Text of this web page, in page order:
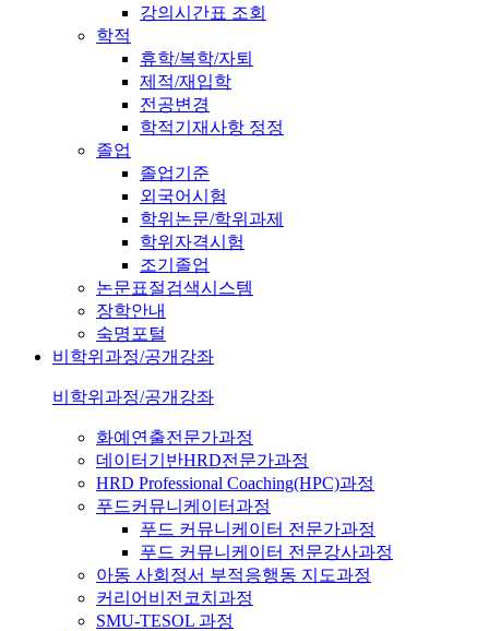
강의시간표 조회
학적
휴학/복학/자퇴
제적/재입학
전공변경
학적기재사항 정정
졸업
졸업기준
외국어시험
학위논문/학위과제
학위자격시험
조기졸업
논문표절검색시스템
장학안내
숙명포털
비학위과정/공개강좌
비학위과정/공개강좌
화예연출전문가과정
데이터기반HRD전문가과정
HRD Professional Coaching(HPC)과정
푸드커뮤니케이터과정
푸드 커뮤니케이터 전문가과정
푸드 커뮤니케이터 전문강사과정
아동 사회정서 부적응행동 지도과정
커리어비전코치과정
SMU-TESOL 과정